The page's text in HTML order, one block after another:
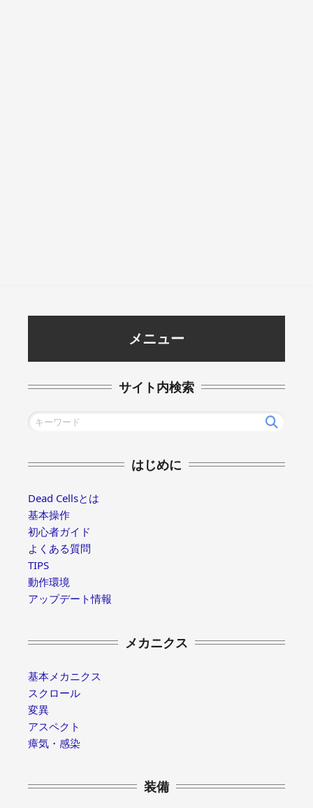
メニュー
サイト内検索
はじめに
Dead Cellsとは
基本操作
初心者ガイド
よくある質問
TIPS
動作環境
アップデート情報
メカニクス
基本メカニクス
スクロール
変異
アスペクト
瘴気・感染
装備